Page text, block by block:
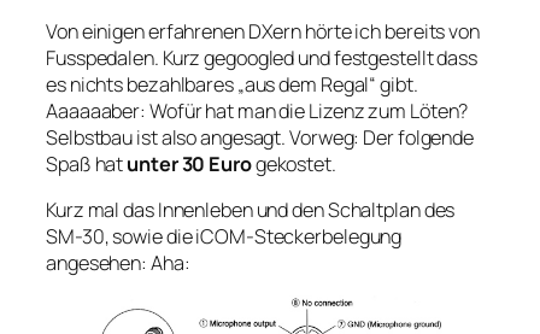
Von einigen erfahrenen DXern hörte ich bereits von
Fusspedalen. Kurz gegoogled und festgestellt dass
es nichts bezahlbares „aus dem Regal“ gibt.
Aaaaaaber: Wofür hat man die Lizenz zum Löten?
Selbstbau ist also angesagt. Vorweg: Der folgende
Spaß hatunter 30 Eurogekostet.
Kurz mal das Innenleben und den Schaltplan des
SM-30, sowie die iCOM-Steckerbelegung
angesehen: Aha: